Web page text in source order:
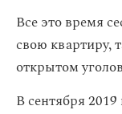
Все это время
свою квартиру,
открытом
В сентября 2019